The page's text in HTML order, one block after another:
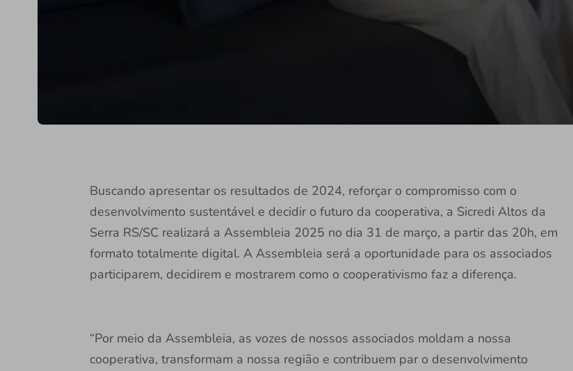
Buscando apresentar os resultados de 2024, reforçar o compromisso com o
desenvolvimento sustentável e decidir o futuro da cooperativa, a Sicredi Altos da
Serra RS/SC realizará a Assembleia 2025 no dia 31 de março, a partir das 20h, em
formato totalmente digital. A Assembleia será a oportunidade para os associados
participarem, decidirem e mostrarem como o cooperativismo faz a diferença.
“Por meio da Assembleia, as vozes de nossos associados moldam a nossa
cooperativa, transformam a nossa região e contribuem par o desenvolvimento